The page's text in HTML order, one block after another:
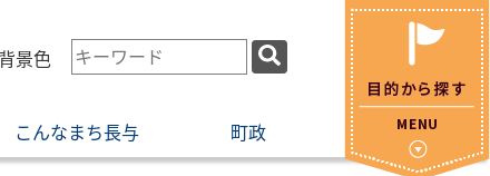
景色
検
索
ー
ワ
こんなまち長与 町政